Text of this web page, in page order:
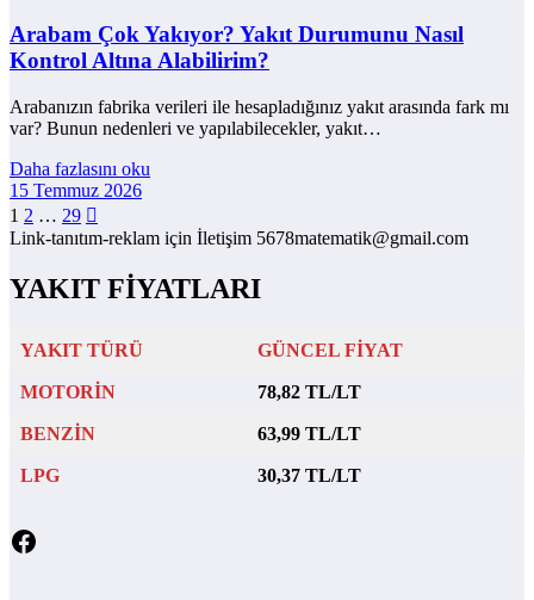
Arabam Çok Yakıyor? Yakıt Durumunu Nasıl
Kontrol Altına Alabilirim?
Arabanızın fabrika verileri ile hesapladığınız yakıt arasında fark mı
var? Bunun nedenleri ve yapılabilecekler, yakıt…
Daha fazlasını oku
15 Temmuz 2026
Yazı
sayfalaması
1 2 … 29
Link-tanıtım-reklam için İletişim 5678matematik@gmail.com
YAKIT FİYATLARI
YAKIT TÜRÜ GÜNCEL FİYAT
MOTORİN 78,82 TL/LT
BENZİN 63,99 TL/LT
LPG 30,37 TL/LT
Facebook